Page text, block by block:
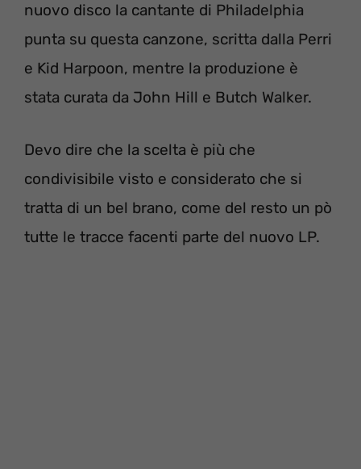
nuovo disco la cantante di Philadelphia
punta su questa canzone, scritta dalla Perri
e Kid Harpoon, mentre la produzione è
stata curata da John Hill e Butch Walker.
Devo dire che la scelta è più che
condivisibile visto e considerato che si
tratta di un bel brano, come del resto un pò
tutte le tracce facenti parte del nuovo LP.